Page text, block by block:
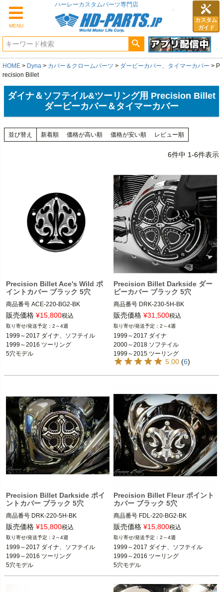
MENU
カスタム
ガイド
HOME Dyna カバー＆クロームパーツ ダービーカバー、タイマーカバー
P
recision Billet
ダイナ＆ソフテイル&ツーリング用 Precision Billet
ダービーカバー＆タイマーカバー
並び替え 新着順 価格が高い順 価格が安い順 レビュー順
6件中 1-6件表示
Precision Billet Ace's Wild ポ
イントカバー ブラック 5穴
商品番号 ACE-220-BG2-BK
HD：810-0354 (ACE-220-5H-BLK)
Precision Billet（プレシジョン ビレッ
販売価格 ¥15,800税込
2～4週
1999～2017 ダイナ、ソフテイル
1999～2016 ツーリング
5穴モデル
Precision Billet Darkside ダー
ビーカバー ブラック 5穴
商品番号 DRK-230-5H-BK
HD：810-0302　（DRK-230-5H-BL
K）
Precision Billet（プレシジョン ビレッ
販売価格 ¥31,500税込
2～4週
1999～2017 ダイナ
2000～2018 ソフテイル
1999～2015 ツーリング
5.00 (6)
Precision Billet Darkside ポイ
ントカバー ブラック 5穴
商品番号 DRK-220-5H-BK
HD：810-0352
販売価格 ¥15,800税込
2～4週
1999～2017 ダイナ、ソフテイル
1999～2016 ツーリング
5穴モデル
Precision Billet Fleur ポイント
カバー ブラック 5穴
商品番号 FDL-220-BG2-BK
Precision Billet
販売価格 ¥15,800税込
2～4週
1999～2017 ダイナ、ソフテイル
1999～2016 ツーリング
5穴モデル